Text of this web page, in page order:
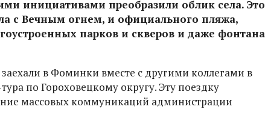
инициативами преобразили облик села. Это
с Вечным огнем, и официального пляжа,
парков и скверов и даже фонтана
в Фоминки вместе с другими коллегами в
по Гороховецкому округу. Эту поездку
массовых коммуникаций администрации